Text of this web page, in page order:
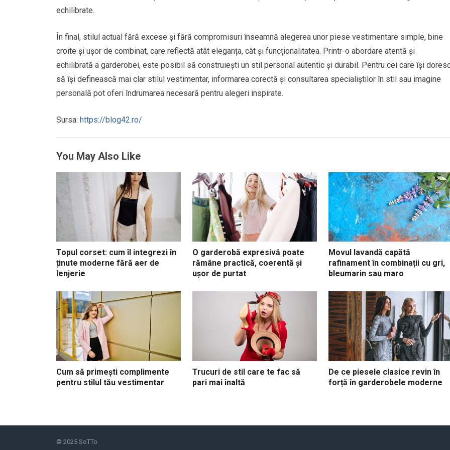
echilibrate.
În final, stilul actual fără excese și fără compromisuri înseamnă alegerea unor piese vestimentare simple, bine
croite și ușor de combinat, care reflectă atât eleganța, cât și funcționalitatea. Printr-o abordare atentă și
echilibrată a garderobei, este posibil să construiești un stil personal autentic și durabil. Pentru cei care își
să își definească mai clar stilul vestimentar, informarea corectă și consultarea specialiștilor în stil sau imagine
personală pot oferi îndrumarea necesară pentru alegeri inspirate.
Sursa: https://blog42.ro/
You May Also Like
Topul corset: cum îl integrezi în
ținute moderne fără aer de
lenjerie
O garderobă expresivă poate
rămâne practică, coerentă și
ușor de purtat
Movul lavandă capătă
rafinament în combinații cu gri,
bleumarin sau maro
Cum să primești complimente
pentru stilul tău vestimentar
Trucuri de stil care te fac să
pari mai înaltă
De ce piesele clasice revin în
forță în garderobele moderne
© 2025 SoTTo